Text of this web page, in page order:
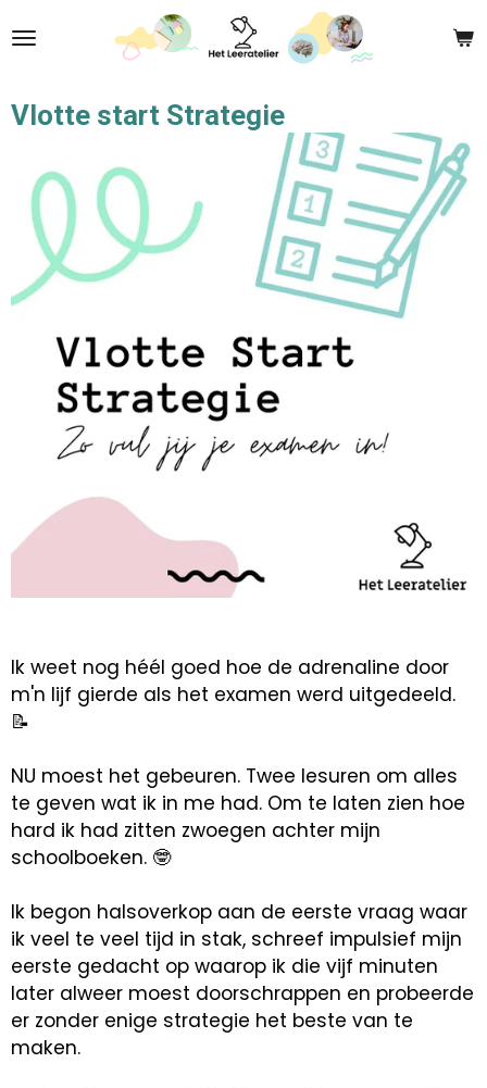
direct
de
hoofdinhoud
Vlotte start Strategie
Ik weet nog héél goed hoe de adrenaline door
m'n lijf gierde als het examen werd uitgedeeld.
📝
NU moest het gebeuren. Twee lesuren om alles
te geven wat ik in me had. Om te laten zien hoe
hard ik had zitten zwoegen achter mijn
schoolboeken. 🤓
Ik begon halsoverkop aan de eerste vraag waar
ik veel te veel tijd in stak, schreef impulsief mijn
eerste gedacht op waarop ik die vijf minuten
later alweer moest doorschrappen en probeerde
er zonder enige strategie het beste van te
maken.